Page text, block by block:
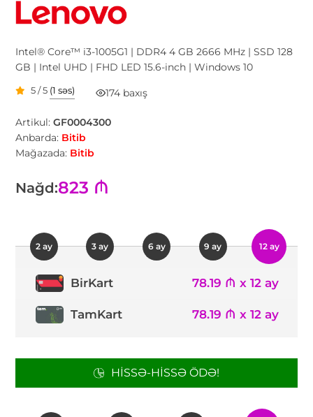
Intel® Core™ i3-1005G1 | DDR4 4 GB 2666 MHz | SSD 128
GB | Intel UHD | FHD LED 15.6-inch | Windows 10
5 / 5 (1 səs) 174 baxış
Artikul:GF0004300
Anbarda: Bitib
Mağazada: Bitib
Nağd:823 ₼
2 ay 3 ay 6 ay 9 ay 12 ay
BirKart 78.19 ₼ x 12 ay
TamKart 78.19 ₼ x 12 ay
HISSƏ-HISSƏ ÖDƏ!